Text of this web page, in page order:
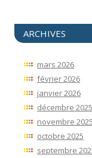
ARCHIVES
mars 2026
février 2026
janvier 2026
décembre 2025
novembre 2025
octobre 2025
septembre